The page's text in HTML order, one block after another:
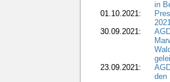
in
01.10.2021:
30.09.2021:
23.09.2021:
den